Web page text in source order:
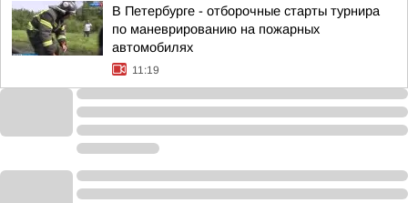
В Петербурге - отборочные старты турнира
по маневрированию на пожарных
автомобилях
11:19